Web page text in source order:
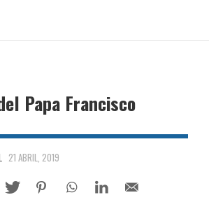
Papa Francisco
21 ABRIL, 2019